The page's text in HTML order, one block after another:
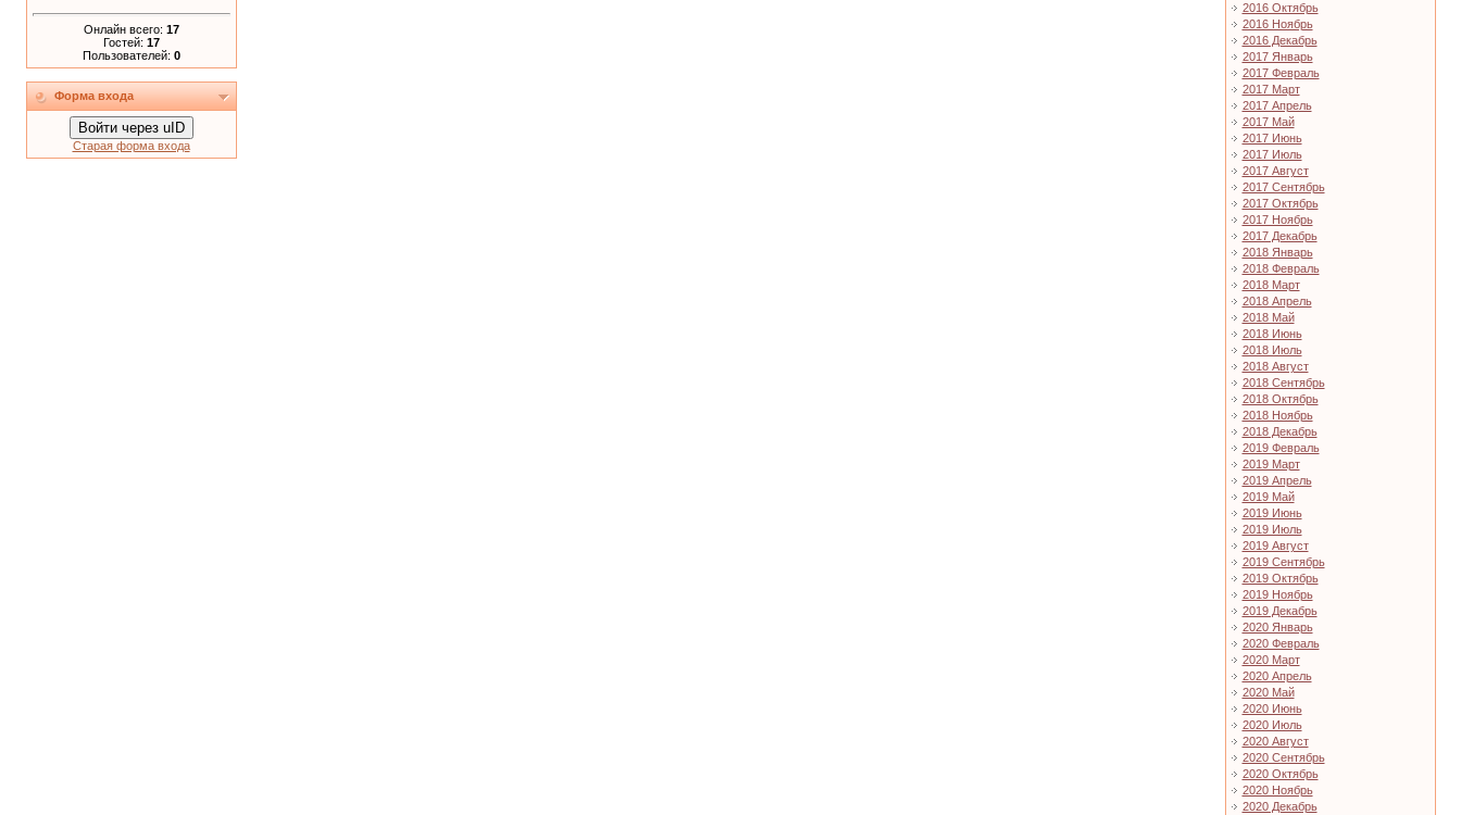
Онлайн всего: 17
Гостей: 17
Пользователей: 0
Форма входа
Войти через uID
Старая форма входа
2016 Октябрь
2016 Ноябрь
2016 Декабрь
2017 Январь
2017 Февраль
2017 Март
2017 Апрель
2017 Май
2017 Июнь
2017 Июль
2017 Август
2017 Сентябрь
2017 Октябрь
2017 Ноябрь
2017 Декабрь
2018 Январь
2018 Февраль
2018 Март
2018 Апрель
2018 Май
2018 Июнь
2018 Июль
2018 Август
2018 Сентябрь
2018 Октябрь
2018 Ноябрь
2018 Декабрь
2019 Февраль
2019 Март
2019 Апрель
2019 Май
2019 Июнь
2019 Июль
2019 Август
2019 Сентябрь
2019 Октябрь
2019 Ноябрь
2019 Декабрь
2020 Январь
2020 Февраль
2020 Март
2020 Апрель
2020 Май
2020 Июнь
2020 Июль
2020 Август
2020 Сентябрь
2020 Октябрь
2020 Ноябрь
2020 Декабрь